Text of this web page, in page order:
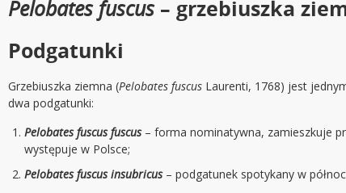
Pelobates fuscus– grzebiuszka
Podgatunki
Grzebiuszka ziemna (Pelobates fuscus Laurenti, 1768) jest
dwa podgatunki:
Pelobates fuscus fuscus– forma nominatywna, zamieszkuje
występuje w Polsce;
Pelobates fuscus insubricus– podgatunek spotykany w